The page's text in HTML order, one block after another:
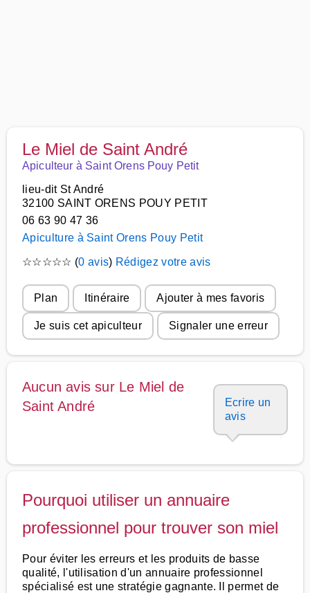
Le Miel de Saint André
Apiculteur à Saint Orens Pouy Petit
lieu-dit St André
32100 SAINT ORENS POUY PETIT
06 63 90 47 36
Apiculture à Saint Orens Pouy Petit
☆☆☆☆☆ (0 avis) Rédigez votre avis
Plan Itinéraire Ajouter à mes favoris
Je suis cet apiculteur Signaler une erreur
Aucun avis sur Le Miel de
Saint André
Ecrire un
avis
Pourquoi utiliser un annuaire
professionnel pour trouver son miel
Pour éviter les erreurs et les produits de basse
qualité, l'utilisation d'un annuaire professionnel
spécialisé est une stratégie gagnante. Il permet de